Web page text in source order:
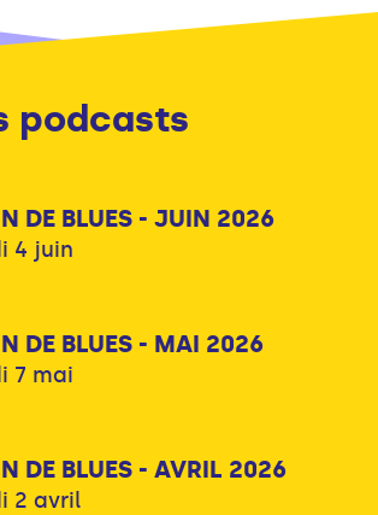
podcasts
DE BLUES - JUIN 2026
4 juin
DE BLUES - MAI 2026
7 mai
DE BLUES - AVRIL 2026
2 avril